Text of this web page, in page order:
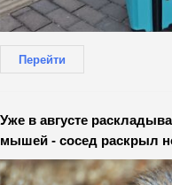
Перейти
Уже в августе
мышей - сосед раскрыл